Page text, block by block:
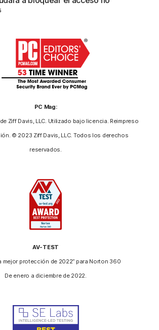
PC Mag:
Ziff Davis, LLC. Utilizado bajo licencia. Reimpreso
© 2023 Ziff Davis, LLC. Todos los derechos
reservados.
AV-TEST
mejor protección de 2022” para Norton 360
De enero a diciembre de 2022.